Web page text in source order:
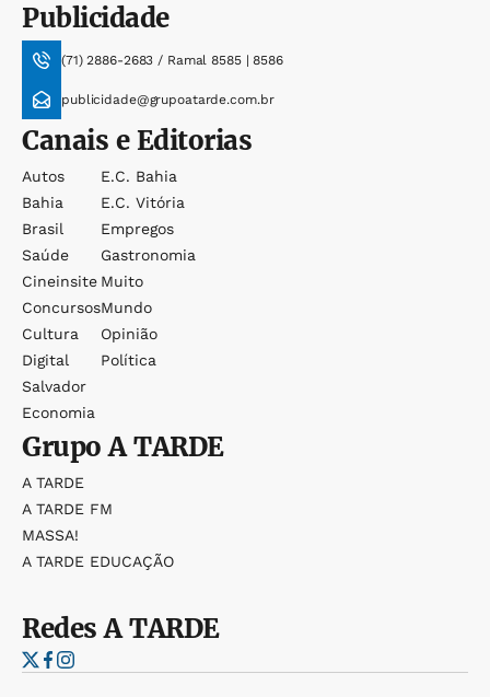
Publicidade
(71) 2886-2683 / Ramal 8585 | 8586
publicidade@grupoatarde.com.br
Canais e Editorias
Autos
Bahia
Brasil
Saúde
Cineinsite
Concursos
Cultura
Digital
Salvador
Economia
E.c. Bahia
E.c. Vitória
Empregos
Gastronomia
Muito
Mundo
Opinião
Política
GrupoA TARDE
A TARDE
A TARDE FM
MASSA!
A TARDE EDUCAÇÃO
RedesA TARDE